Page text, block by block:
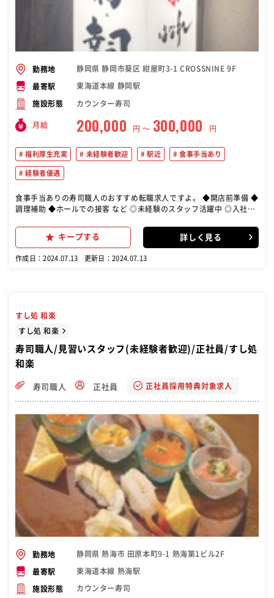
勤務地 静岡県 静岡市葵区 紺屋町3-1 CROSSNINE 9F
最寄駅 東海道本線 静岡駅
施設形態 カウンター寿司
月給 200,000 円 〜 300,000 円
福利厚生充実 未経験者歓迎 駅近 食事手当あり
経験者優遇
食事手当ありの寿司職人のおすすめ転職求人ですよ。 ◆開店前準備 ◆
調理補助 ◆ホールでの接客 など ◎未経験のスタッフ活躍中 ◎入社2
キープする 詳しく見る
作成日：2024.07.13 更新日：2024.07.13
すし処 和楽
すし処 和楽
寿司職人/見習いスタッフ(未経験者歓迎)/正社員/すし処
和楽
寿司職人 正社員 正社員採用特典対象求人
勤務地 静岡県 熱海市 田原本町9-1 熱海第1ビル2F
最寄駅 東海道本線 熱海駅
施設形態 カウンター寿司